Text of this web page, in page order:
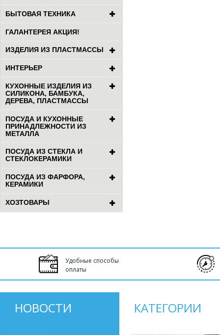
БЫТОВАЯ ТЕХНИКА
ГАЛАНТЕРЕЯ АКЦИЯ!
ИЗДЕЛИЯ ИЗ ПЛАСТМАССЫ
ИНТЕРЬЕР
КУХОННЫЕ ИЗДЕЛИЯ ИЗ
СИЛИКОНА, БАМБУКА,
ДЕРЕВА, ПЛАСТМАССЫ
ПОСУДА И КУХОННЫЕ
ПРИНАДЛЕЖНОСТИ ИЗ
МЕТАЛЛА
ПОСУДА ИЗ СТЕКЛА И
СТЕКЛОКЕРАМИКИ
ПОСУДА ИЗ ФАРФОРА,
КЕРАМИКИ
ХОЗТОВАРЫ
Удобные способы
оплаты
НОВОСТИ КАТЕГОРИИ